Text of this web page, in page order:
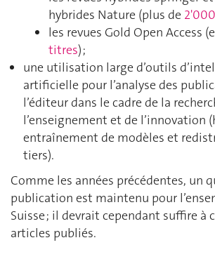
hybrides Nature (plus de
les revues Gold Open Access
titres) ;
une utilisation large d’outils
artificielle pour l’analyse des
l’éditeur dans le cadre de la
l’enseignement et de l’innovation
entraînement de modèles et
tiers).
Comme les années précédentes, un
publication est maintenu pour
Suisse ; il devrait cependant suffire à
articles publiés.